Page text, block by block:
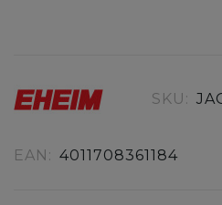
SKU:
EAN: 4011708361184